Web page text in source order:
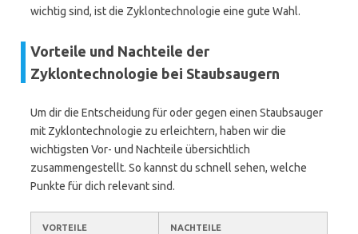
wichtig sind, ist die Zyklontechnologie eine gute Wahl.
Vorteile und Nachteile der
Zyklontechnologie bei Staubsaugern
Um dir die Entscheidung für oder gegen einen Staubsauger
mit Zyklontechnologie zu erleichtern, haben wir die
wichtigsten Vor- und Nachteile übersichtlich
zusammengestellt. So kannst du schnell sehen, welche
Punkte für dich relevant sind.
VORTEILE NACHTEILE